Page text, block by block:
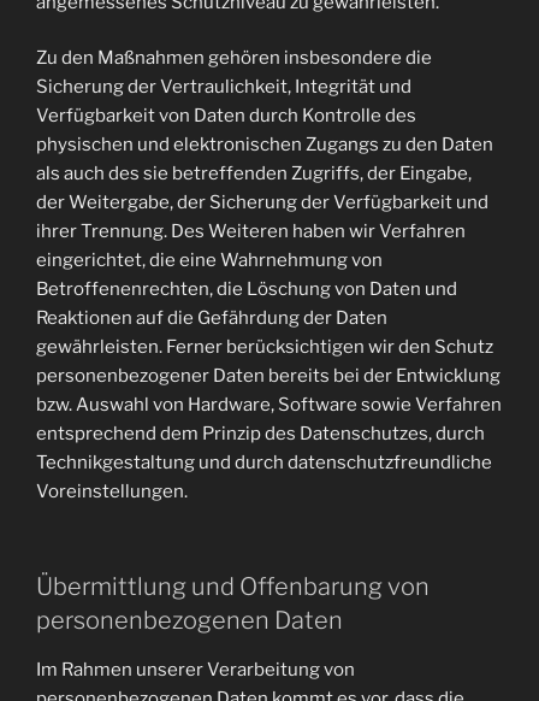
Zu den Maßnahmen gehören insbesondere die
Sicherung der Vertraulichkeit, Integrität und
Verfügbarkeit von Daten durch Kontrolle des
physischen und elektronischen Zugangs zu den Daten
als auch des sie betreffenden Zugriffs, der Eingabe,
der Weitergabe, der Sicherung der Verfügbarkeit und
ihrer Trennung. Des Weiteren haben wir Verfahren
eingerichtet, die eine Wahrnehmung von
Betroffenenrechten, die Löschung von Daten und
Reaktionen auf die Gefährdung der Daten
gewährleisten. Ferner berücksichtigen wir den Schutz
personenbezogener Daten bereits bei der Entwicklung
bzw. Auswahl von Hardware, Software sowie Verfahren
entsprechend dem Prinzip des Datenschutzes, durch
Technikgestaltung und durch datenschutzfreundliche
Voreinstellungen.
Übermittlung und Offenbarung von
personenbezogenen Daten
Im Rahmen unserer Verarbeitung von